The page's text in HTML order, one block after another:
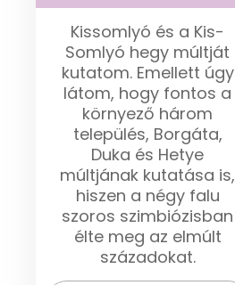
Kissomlyó és a Kis-
Somlyó hegy múltját
kutatom. Emellett úgy
látom, hogy fontos a
környező három
település, Borgáta,
Duka és Hetye
múltjának kutatása is,
hiszen a négy falu
szoros szimbiózisban
élte meg az elmúlt
századokat.